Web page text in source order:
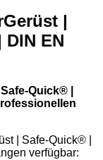
|
EN
Quick® |
| Safe-Quick® |
verfügbar: